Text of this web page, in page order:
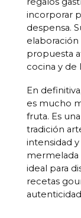
incorporar
despensa.
propuesta
cocina y de
En
es mucho
fruta. Es
tradición
intensidad
mermelada
ideal para
recetas